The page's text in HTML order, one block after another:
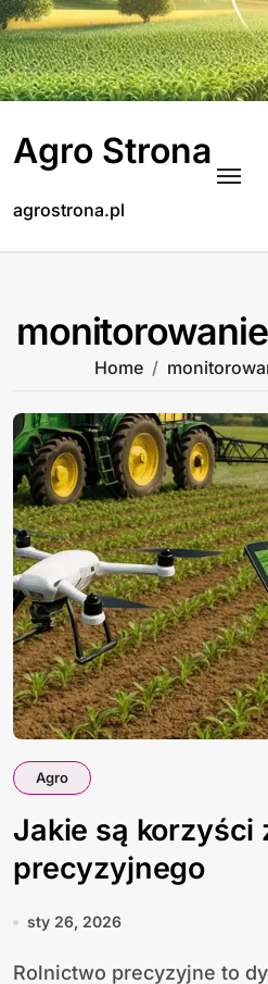
Skip
to
content
Agro Strona
agrostrona.pl
Home
Agro
Jakie są korzyści
precyzyjnego
sty 26, 2026
Rolnictwo precyzyjne to dynamicznie